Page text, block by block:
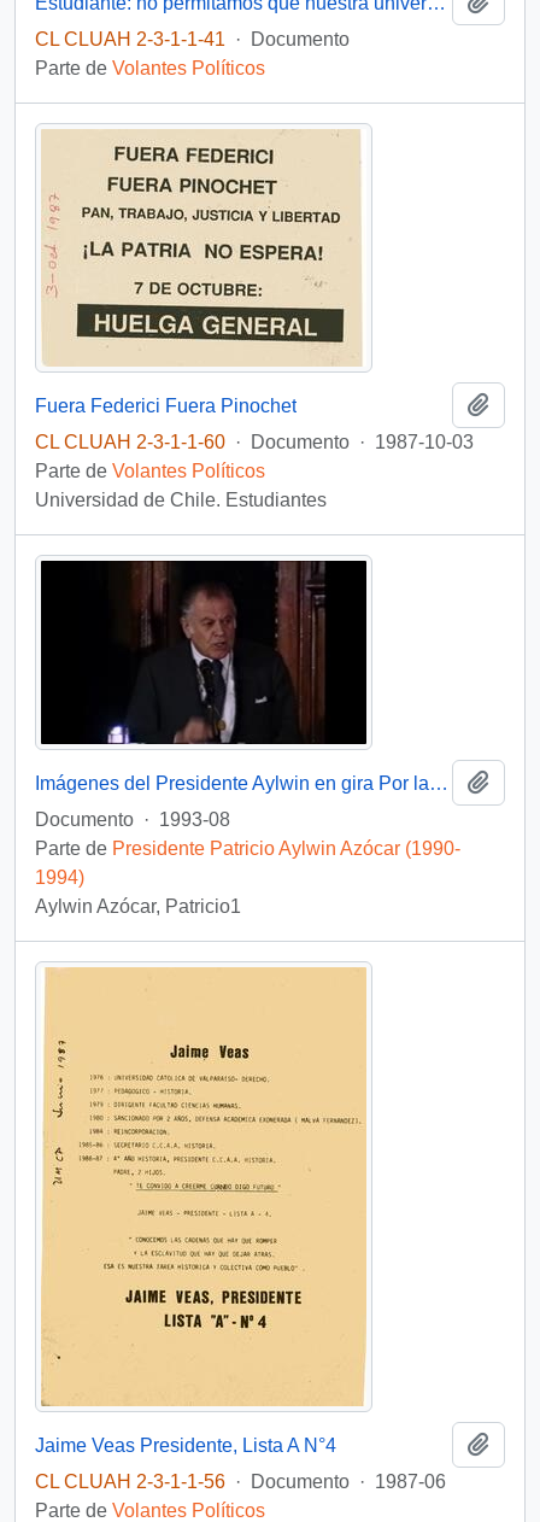
CL CLUAH 2-3-1-1-41
·
Documento
Parte de Volantes Políticos
Fuera Federici Fuera Pinochet
CL CLUAH 2-3-1-1-60 · Documento · 1987-10-03
Parte de Volantes Políticos
Universidad de Chile. Estudiantes
Imágenes del Presidente Aylwin en gira Por la Primera Región: video
Documento · 1993-08
Parte de Presidente Patricio Aylwin Azócar (1990-
1994)
Aylwin Azócar, Patricio1
Jaime Veas Presidente, Lista A N°4
CL CLUAH 2-3-1-1-56 · Documento · 1987-06
Parte de Volantes Políticos